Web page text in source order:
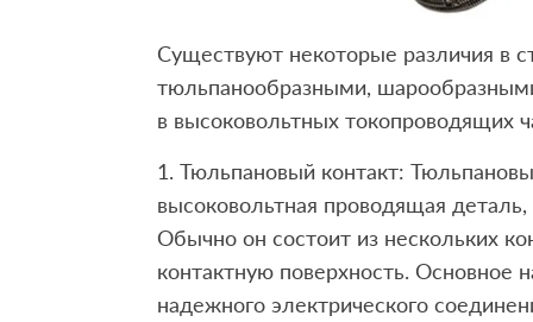
Существуют некоторые различия в
тюльпанообразными,
в высоковольтных токопроводящих
1. Тюльпановый контакт:
высоковольтная проводящая
Обычно он состоит из нескольких
контактную поверхность. Основное
надежного электрического